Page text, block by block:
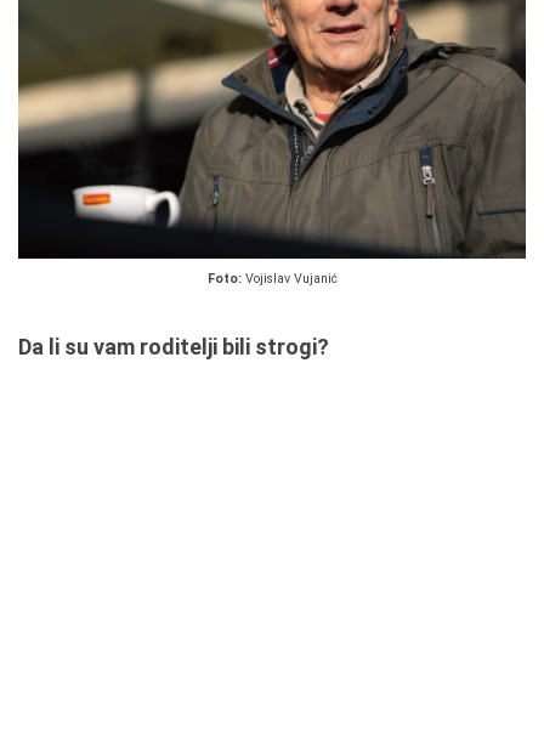
Foto:Vojislav Vujanić
Da li su vam roditelji bili strogi?